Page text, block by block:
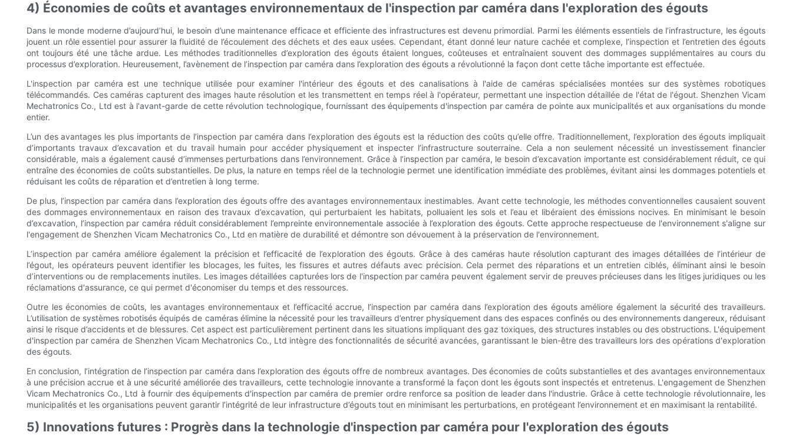
4) Économies de coûts et avantages environnementaux de l'inspection par caméra dans l'exploration des égouts
Dans le monde moderne d’aujourd’hui, le besoin d’une maintenance efficace et efficiente des infrastructures est devenu primordial. Parmi les éléments essentiels de l’infrastructure, les égouts
jouent un rôle essentiel pour assurer la fluidité de l’écoulement des déchets et des eaux usées. Cependant, étant donné leur nature cachée et complexe, l’inspection et l’entretien des égouts
ont toujours été une tâche ardue. Les méthodes traditionnelles d’exploration des égouts étaient longues, coûteuses et entraînaient souvent des dommages supplémentaires au cours du
processus d’exploration. Heureusement, l’avènement de l’inspection par caméra dans l’exploration des égouts a révolutionné la façon dont cette tâche importante est effectuée.
L'inspection par caméra est une technique utilisée pour examiner l'intérieur des égouts et des canalisations à l'aide de caméras spécialisées montées sur des systèmes robotiques
télécommandés. Ces caméras capturent des images haute résolution et les transmettent en temps réel à l'opérateur, permettant une inspection détaillée de l'état de l'égout. Shenzhen Vicam
Mechatronics Co., Ltd est à l'avant-garde de cette révolution technologique, fournissant des équipements d'inspection par caméra de pointe aux municipalités et aux organisations du monde
entier.
L’un des avantages les plus importants de l’inspection par caméra dans l’exploration des égouts est la réduction des coûts qu’elle offre. Traditionnellement, l’exploration des égouts impliquait
d’importants travaux d’excavation et du travail humain pour accéder physiquement et inspecter l’infrastructure souterraine. Cela a non seulement nécessité un investissement financier
considérable, mais a également causé d’immenses perturbations dans l’environnement. Grâce à l’inspection par caméra, le besoin d’excavation importante est considérablement réduit, ce qui
entraîne des économies de coûts substantielles. De plus, la nature en temps réel de la technologie permet une identification immédiate des problèmes, évitant ainsi les dommages potentiels et
réduisant les coûts de réparation et d’entretien à long terme.
De plus, l’inspection par caméra dans l’exploration des égouts offre des avantages environnementaux inestimables. Avant cette technologie, les méthodes conventionnelles causaient souvent
des dommages environnementaux en raison des travaux d’excavation, qui perturbaient les habitats, polluaient les sols et l’eau et libéraient des émissions nocives. En minimisant le besoin
d’excavation, l’inspection par caméra réduit considérablement l’empreinte environnementale associée à l’exploration des égouts. Cette approche respectueuse de l'environnement s'aligne sur
l'engagement de Shenzhen Vicam Mechatronics Co., Ltd en matière de durabilité et démontre son dévouement à la préservation de l'environnement.
L’inspection par caméra améliore également la précision et l’efficacité de l’exploration des égouts. Grâce à des caméras haute résolution capturant des images détaillées de l’intérieur de
l’égout, les opérateurs peuvent identifier les blocages, les fuites, les fissures et autres défauts avec précision. Cela permet des réparations et un entretien ciblés, éliminant ainsi le besoin
d’interventions ou de remplacements inutiles. Les images détaillées capturées lors de l'inspection par caméra peuvent également servir de preuves précieuses dans les litiges juridiques ou les
réclamations d'assurance, ce qui permet d'économiser du temps et des ressources.
Outre les économies de coûts, les avantages environnementaux et l’efficacité accrue, l’inspection par caméra dans l’exploration des égouts améliore également la sécurité des travailleurs.
L’utilisation de systèmes robotisés équipés de caméras élimine la nécessité pour les travailleurs d’entrer physiquement dans des espaces confinés ou des environnements dangereux, réduisant
ainsi le risque d’accidents et de blessures. Cet aspect est particulièrement pertinent dans les situations impliquant des gaz toxiques, des structures instables ou des obstructions. L'équipement
d'inspection par caméra de Shenzhen Vicam Mechatronics Co., Ltd intègre des fonctionnalités de sécurité avancées, garantissant le bien-être des travailleurs lors des opérations d'exploration
des égouts.
En conclusion, l’intégration de l’inspection par caméra dans l’exploration des égouts offre de nombreux avantages. Des économies de coûts substantielles et des avantages environnementaux
à une précision accrue et à une sécurité améliorée des travailleurs, cette technologie innovante a transformé la façon dont les égouts sont inspectés et entretenus. L'engagement de Shenzhen
Vicam Mechatronics Co., Ltd à fournir des équipements d'inspection par caméra de premier ordre renforce sa position de leader dans l'industrie. Grâce à cette technologie révolutionnaire, les
municipalités et les organisations peuvent garantir l’intégrité de leur infrastructure d’égouts tout en minimisant les perturbations, en protégeant l’environnement et en maximisant la rentabilité.
5) Innovations futures : Progrès dans la technologie d'inspection par caméra pour l'exploration des égouts